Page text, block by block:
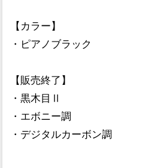
【カラー】
・ピアノブラック
【販売終了】
・黒木目Ⅱ
・エボニー調
・デジタルカーボン調